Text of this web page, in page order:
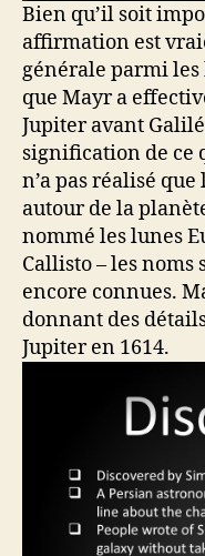
Bien qu’il soit
affirmation est
générale parmi les
que Mayr a
Jupiter avant
signification de ce
n’a pas réalisé
autour de la
nommé les lunes
Callisto – les noms
encore connues.
donnant des
Jupiter en 1614.